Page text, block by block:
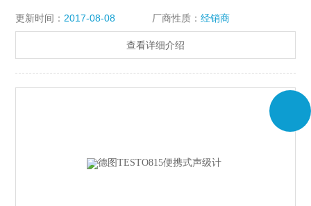
更新时间： 2017-08-08 厂商性质： 经销商
查看详细介绍